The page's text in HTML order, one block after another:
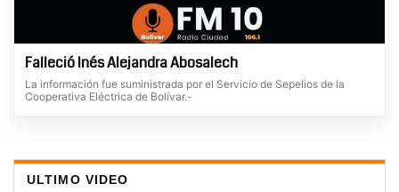
Falleció Inés Alejandra Abosalech
La información fue suministrada por el Servicio de Sepelios de la
Cooperativa Eléctrica de Bolívar.-
ULTIMO VIDEO